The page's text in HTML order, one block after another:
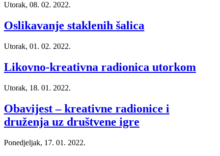
Utorak, 08. 02. 2022.
Oslikavanje staklenih šalica
Utorak, 01. 02. 2022.
Likovno-kreativna radionica utorkom
Utorak, 18. 01. 2022.
Obavijest – kreativne radionice i
druženja uz društvene igre
Ponedjeljak, 17. 01. 2022.